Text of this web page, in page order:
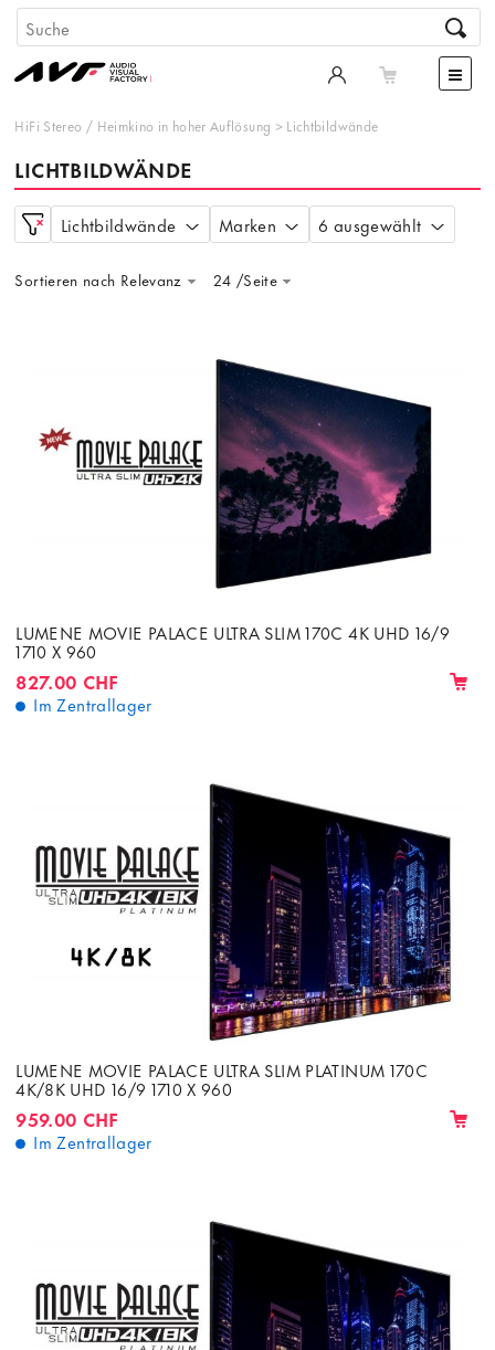
HiFi Stereo / Heimkino in hoher Auflösung > Lichtbildwände
LICHTBILDWÄNDE
Lichtbildwände Marken 6 ausgewählt
Sortieren nach Relevanz 24 /Seite
LUMENE MOVIE PALACE ULTRA SLIM 170C 4K UHD 16/9
1710 X 960
827.00 CHF
Im Zentrallager
LUMENE MOVIE PALACE ULTRA SLIM PLATINUM 170C
4K/8K UHD 16/9 1710 X 960
959.00 CHF
Im Zentrallager